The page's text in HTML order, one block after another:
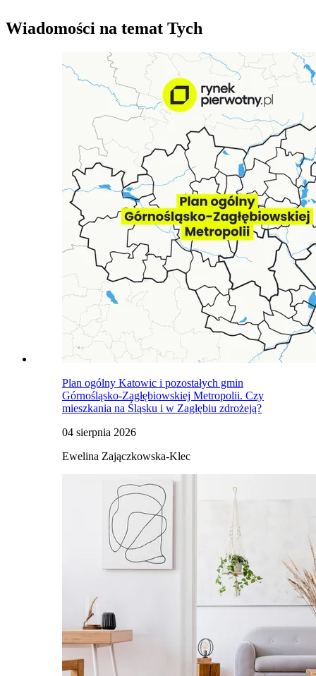
Wiadomości na temat Tych
Plan ogólny Katowic i pozostałych gmin
Górnośląsko-Zagłębiowskiej Metropolii. Czy
mieszkania na Śląsku i w Zagłębiu zdrożeją?
04 sierpnia 2026
Ewelina Zajączkowska-Klec